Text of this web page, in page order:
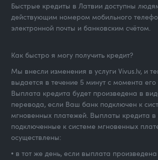
Быстрые кредиты в Латвии доступны
действующим номером мобильного
электронной почты и банковским счётом.
Как быстро я могу получить кредит?
Мы внесли изменения в услуги Vivus.lv, и
выдается в течение 5 минут с момента
Выплата кредита будет произведена в
перевода, если Ваш банк подключен к
мгновенных платежей. Выплаты кредита в
подключенные к системе мгновенных
осуществлены:
• в тот же день, если выплата